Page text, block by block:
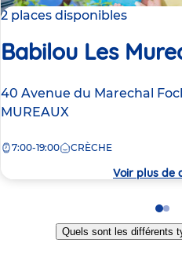
2 places disponibles
Babilou Les
Adresse
de
crèche
40 Avenue du Marechal
MUREAUX
7:00-19:00 CRÈCHE
Voir plus de
Go
to
slide
Go
to
Quels sont les différents